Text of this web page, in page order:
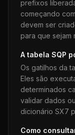
prefixos
começando
devem ser
para que sejam
A tabela SQP
Os gatilhos da
Eles são
determinados
validar dados
dicionário SX7
Como